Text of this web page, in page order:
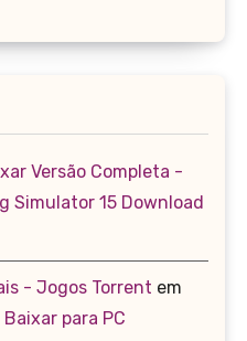
Versão Completa -
Simulator 15 Download
- Jogos Torrent em
para PC